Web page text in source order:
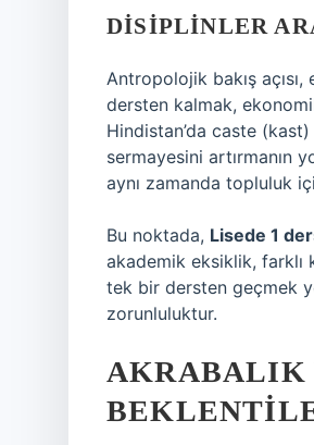
DISIPLINLER
Antropolojik bakış
dersten kalmak,
Hindistan’da caste
sermayesini artırmanın
aynı zamanda topluluk
Bu noktada, Lisede 1
akademik eksiklik, farklı
tek bir dersten geçmek
zorunluluktur.
AKRABALIK